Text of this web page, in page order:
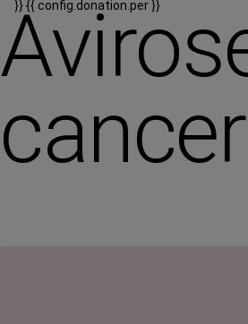
}}{{ config.donation.per }}